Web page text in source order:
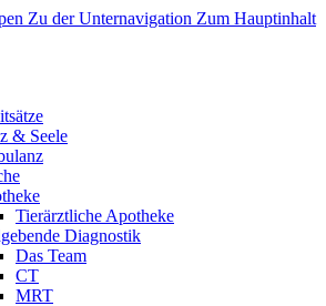
Zu der Unternavigation Zum Hauptinhalt
& Seele
Tierärztliche Apotheke
Diagnostik
Das Team
CT
MRT